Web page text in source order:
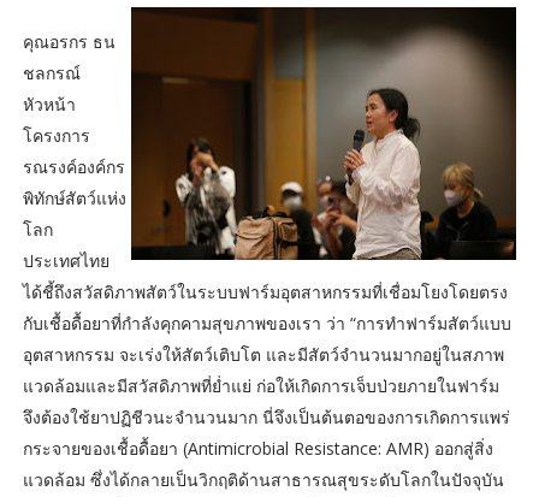
คุณอรกร ธน
ชลกรณ์
หัวหน้า
โครงการ
รณรงค์องค์กร
พิทักษ์สัตว์แห่ง
โลก
ประเทศไทย
ได้ชี้ถึงสวัสดิภาพสัตว์ในระบบฟาร์มอุตสาหกรรมที่เชื่อมโยงโดยตรง
กับเชื้อดื้อยาที่กำลังคุกคามสุขภาพของเรา ว่า “การทำฟาร์มสัตว์แบบ
อุตสาหกรรม จะเร่งให้สัตว์เติบโต และมีสัตว์จำนวนมากอยู่ในสภาพ
แวดล้อมและมีสวัสดิภาพที่ย่ำแย่ ก่อให้เกิดการเจ็บป่วยภายในฟาร์ม
จึงต้องใช้ยาปฏิชีวนะจำนวนมาก นี่จึงเป็นต้นตอของการเกิดการแพร่
กระจายของเชื้อดื้อยา (Antimicrobial Resistance: AMR) ออกสู่สิ่ง
แวดล้อม ซึ่งได้กลายเป็นวิกฤติด้านสาธารณสุขระดับโลกในปัจจุบัน